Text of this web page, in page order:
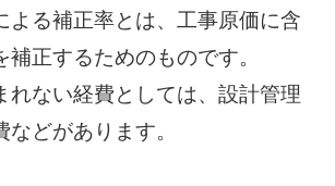
よる補正率とは、工事原価に含
補正するためのものです。
れない経費としては、設計管理
どがあります。